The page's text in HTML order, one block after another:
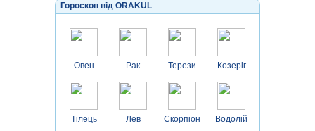
Гороскоп від ORAKUL
Овен
Тілець
Рак
Лев
Терези
Скорпіон
Козеріг
Водолій